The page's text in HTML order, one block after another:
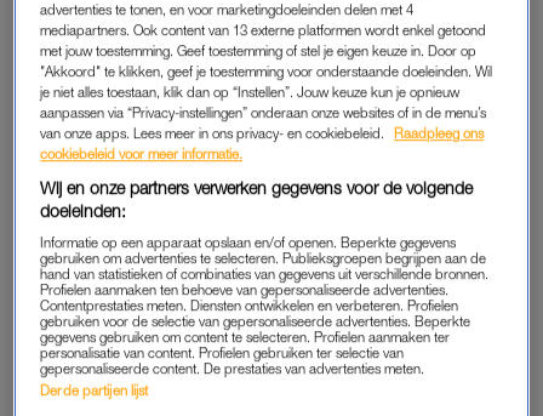
CADEAUTJE OP DINSDAG
Zing mee met ‘So
Incredible’: win 25 x 2
tickets voor Ilse DeLange in
AFAS Live
CADEAUTJE OP DINSDAG
Modeliefhebbers opgelet:
dit nieuwe boek van Mart
geven 'm 25 keer weg
CADEAUTJE OP DINSDAG
Fijn voor je huid: we geven
100 (!) x de Nourishing Facial
Cream van Witlof Skincare
weg
CADEAUTJE OP DINSDAG
Zin in een cultureel uitje?
Ontdek dit college over
wereldwijd icoon Frida Kahlo
nu met 50% korting
CADEAUTJE OP DINSDAG
Zin in een zomerfeestje? We
CADEAUTJE OP DINSDAG
advertenties te tonen, en voor marketingdoeleinden delen met 4
mediapartners. Ook content van 13 externe platformen wordt enkel getoond
met jouw toestemming. Geef toestemming of stel je eigen keuze in. Door op
"Akkoord" te klikken, geef je toestemming voor onderstaande doeleinden. Wil
je niet alles toestaan, klik dan op “Instellen”. Jouw keuze kun je opnieuw
aanpassen via “Privacy-instellingen” onderaan onze websites of in de menu’s
van onze apps. Lees meer in ons privacy- en cookiebeleid.
Raadpleeg ons
cookiebeleid voor meer informatie.
Wij en onze partners verwerken gegevens voor de volgende
doeleinden:
Informatie op een apparaat opslaan en/of openen. Beperkte gegevens
gebruiken om advertenties te selecteren. Publieksgroepen begrijpen aan de
hand van statistieken of combinaties van gegevens uit verschillende bronnen.
Profielen aanmaken ten behoeve van gepersonaliseerde advertenties.
Contentprestaties meten. Diensten ontwikkelen en verbeteren. Profielen
gebruiken voor de selectie van gepersonaliseerde advertenties. Beperkte
gegevens gebruiken om content te selecteren. Profielen aanmaken ter
personalisatie van content. Profielen gebruiken ter selectie van
gepersonaliseerde content. De prestaties van advertenties meten.
Derde partijen lijst